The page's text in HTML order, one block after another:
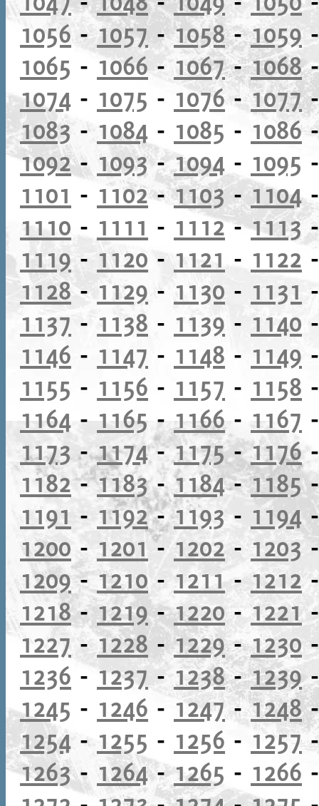
1056 -1057 -1058-1059
1065 - 1066-1067-1068
1074 - 1075 - 1076-1077
1083- 1084 - 1085 - 1086
1092- 1093-1094 - 1095
1101 - 1102-1103- 1104
1110 - 1111 - 1112-1113
1119 - 1120 - 1121 - 1122
1128- 1129 - 1130 - 1131
1137 - 1138 - 1139 - 1140
1146 - 1147 - 1148 - 1149
1155 - 1156 - 1157 - 1158
1164 - 1165 - 1166- 1167
1173-1174-1175-1176
1182-1183-1184-1185
1191 - 1192-1193 - 1194
1200 - 1201 - 1202-1203
1209-1210 - 1211-1212
1218-1219-1220 -1221
1227 -1228-1229-1230
1236 -1237 -1238-1239
1245 - 1246 - 1247-1248
1254- 1255 - 1256 - 1257
1263- 1264-1265 - 1266